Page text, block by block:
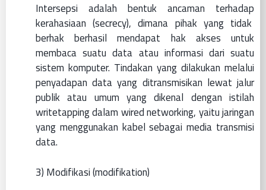
Intersepsi adalah bentuk ancaman terhadap
kerahasiaan (secrecy), dimana pihak yang tidak
berhak berhasil mendapat hak akses untuk
membaca suatu data atau informasi dari suatu
sistem komputer. Tindakan yang dilakukan melalui
penyadapan data yang ditransmisikan lewat jalur
publik atau umum yang dikenal dengan istilah
writetapping dalam wired networking, yaitu jaringan
yang menggunakan kabel sebagai media transmisi
data.
3) Modifikasi (modifikation)